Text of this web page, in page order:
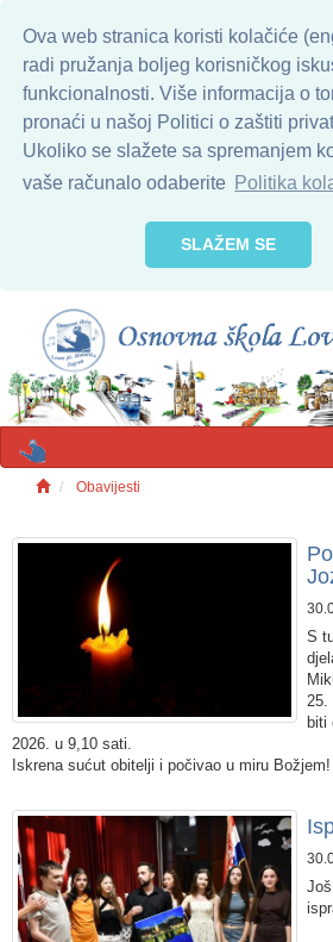
Ova web stranica koristi kolačiće
radi pružanja boljeg korisničkog
funkcionalnosti. Više informacija o
pronaći u našoj Politici o zaštiti
Ukoliko se slažete sa spremanjem
vaše računalo odaberite Politika
SLAŽEM SE
Obavijesti
​S
25.
biti
2026. u 9,10 sati.
Iskrena sućut obitelji i počivao u miru Božjem!